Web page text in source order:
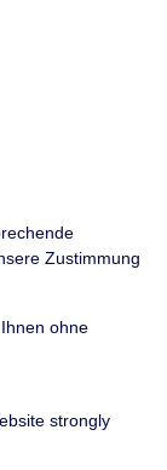
Zustimmung
ohne
strongly